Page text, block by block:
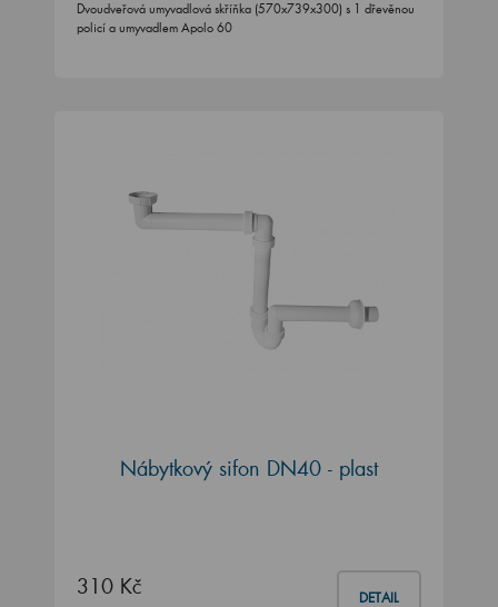
Dvoudveřová umyvadlová skříňka (570x739x300) s 1 dřevěnou
policí a umyvadlem Apolo 60
Nábytkový sifon DN40 - plast
310 Kč DETAIL